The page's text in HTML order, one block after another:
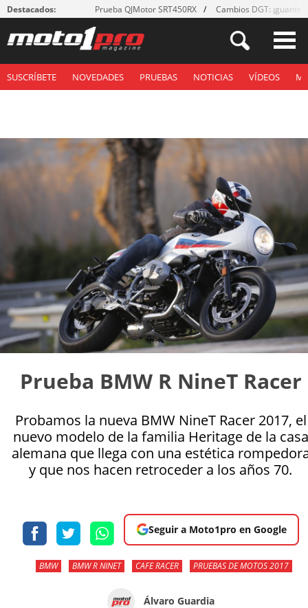
Destacados: Prueba QJMotor SRT450RX Cambios DGT: ¡guantes!
SUSCRÍBETE NOVEDADES PRUEBAS NOTICIAS VÍDEOS
Prueba BMW R NineT Racer
Probamos la nueva BMW NineT Racer 2017, el
nuevo modelo de la familia Heritage de la casa
alemana que llega con una estética
y que nos hacen retroceder a los años 70.
Seguir a Moto1pro en Google
BMW BMW R NINET CAFE RACER PRUEBAS DE MOTOS 2017
Álvaro Guardia